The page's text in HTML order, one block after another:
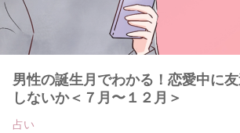
男性の誕生月でわかる！恋愛中に
しないか＜７月〜１２月＞
占い